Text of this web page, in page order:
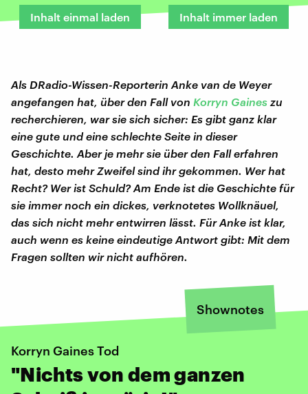
Inhalt einmal laden Inhalt immer laden
Als DRadio-Wissen-Reporterin Anke van de Weyer
angefangen hat, über den Fall von Korryn Gaines zu
recherchieren, war sie sich sicher: Es gibt ganz klar
eine gute und eine schlechte Seite in dieser
Geschichte. Aber je mehr sie über den Fall erfahren
hat, desto mehr Zweifel sind ihr gekommen. Wer hat
Recht? Wer ist Schuld? Am Ende ist die Geschichte für
sie immer noch ein dickes, verknotetes Wollknäuel,
das sich nicht mehr entwirren lässt. Für Anke ist klar,
auch wenn es keine eindeutige Antwort gibt: Mit dem
Fragen sollten wir nicht aufhören.
Shownotes
Korryn Gaines Tod
"Nichts von dem ganzen